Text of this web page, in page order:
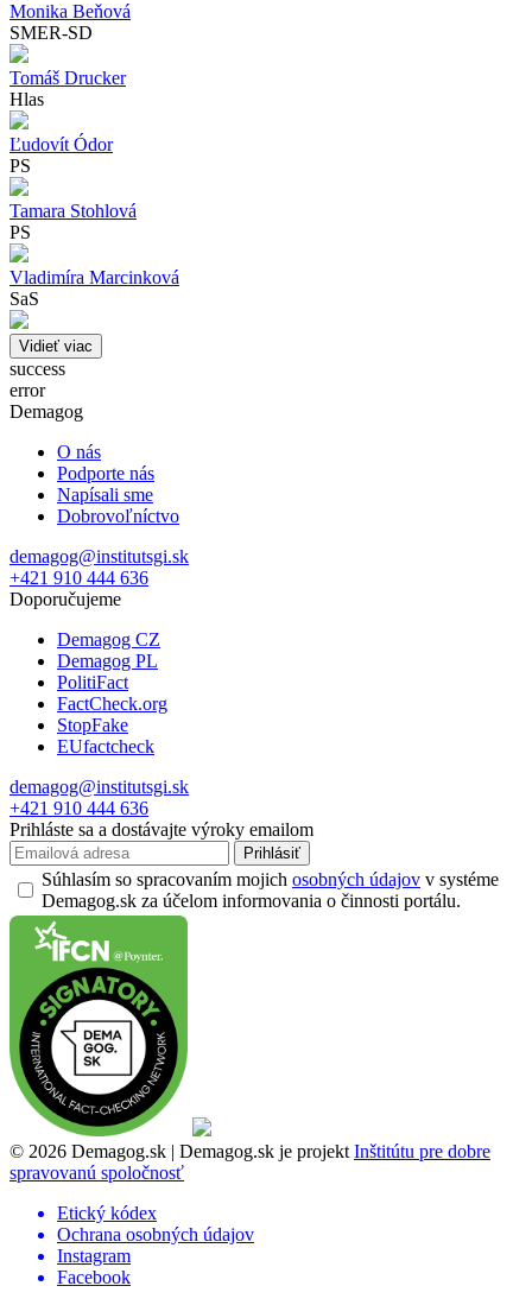
Monika Beňová
SMER-SD
Tomáš Drucker
Hlas
Ľudovít Ódor
PS
Tamara Stohlová
PS
Vladimíra Marcinková
SaS
Vidieť viac
success
error
Demagog
O nás
Podporte nás
Napísali sme
Dobrovoľníctvo
demagog@institutsgi.sk
+421 910 444 636
Doporučujeme
Demagog CZ
Demagog PL
PolitiFact
FactCheck.org
StopFake
EUfactcheck
demagog@institutsgi.sk
+421 910 444 636
Prihláste sa a dostávajte výroky emailom
Prihlásiť
Súhlasím so spracovaním mojich osobných údajov v systéme
Demagog.sk za účelom informovania o činnosti portálu.
© 2026 Demagog.sk | Demagog.sk je projekt Inštitútu pre dobre
spravovanú spoločnosť
Etický kódex
Ochrana osobných údajov
Instagram
Facebook